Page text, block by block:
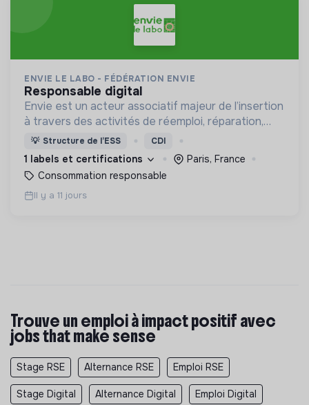
ENVIE LE LABO - FÉDÉRATION ENVIE
responsable digital
Envie est un acteur associatif majeur de l’insertion
à travers des activités de réemploi, réparation,
vente d’appareils électroménagers et de
traitement des déchets électriques et
électroniques.
💡 Structure de l’ESS CDI
1 labels et certifications
Paris, France
Consommation responsable
Il y a 11 jours
Trouve un emploi à impact positif avec
jobs that make sense
Stage RSE Alternance RSE Emploi RSE
Stage Digital Alternance Digital Emploi Digital